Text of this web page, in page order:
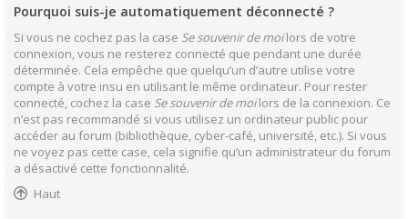
Pourquoi suis-je automatiquement déconnecté ?
Si vous ne cochez pas la case Se souvenir de moilors de votre
connexion, vous ne resterez connecté que pendant une durée
déterminée. Cela empêche que quelqu’un d’autre utilise votre
compte à votre insu en utilisant le même ordinateur. Pour rester
connecté, cochez la case Se souvenir de moilors de la connexion. Ce
n’est pas recommandé si vous utilisez un ordinateur public pour
accéder au forum (bibliothèque, cyber-café, université, etc.). Si vous
ne voyez pas cette case, cela signifie qu’un administrateur du forum
a désactivé cette fonctionnalité.
Haut